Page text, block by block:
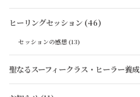
ヒーリングセッション (46)
セッションの感想 (13)
聖なるスーフィークラス・ヒーラー養成